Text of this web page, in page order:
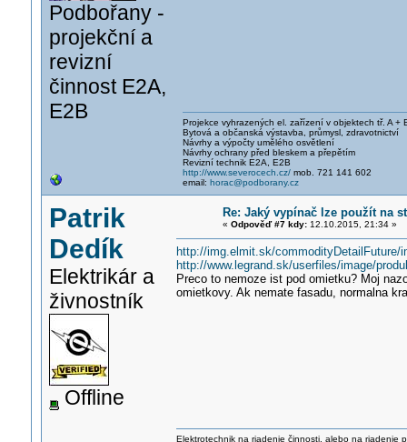
Podbořany -
projekční a
revizní
činnost E2A,
E2B
Projekce vyhrazených el. zařízení v objektech tř. A +
Bytová a občanská výstavba, průmysl, zdravotnictví
Návrhy a výpočty umělého osvětlení
Návrhy ochrany před bleskem a přepětím
Revizní technik E2A, E2B
http://www.severocech.cz/mob. 721 141 602
email: horac@podborany.cz
Patrik
Dedík
Elektrikár a
živnostník
Offline
Re: Jaký vypínač lze použít na
« Odpověď #7 kdy:12.10.2015, 21:34 »
http://img.elmit.sk/commodityDetailFuture/
http://www.legrand.sk/userfiles/image/
Preco to nemoze ist pod omietku? Moj
omietkovy. Ak nemate fasadu, normalna
Elektrotechnik na riadenie činnosti, alebo na riadenie